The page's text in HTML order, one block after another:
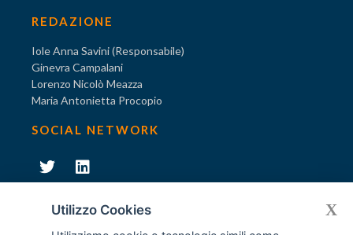
REDAZIONE
Iole Anna Savini (Responsabile)
Ginevra Campalani
Lorenzo Nicolò Meazza
Maria Antonietta Procopio
SOCIAL NETWORK
Diventa socio di AODV
Utilizzo Cookies X